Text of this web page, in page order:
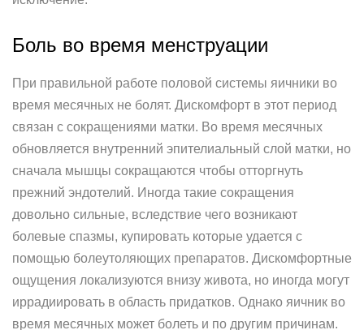
Боль во время менструации
При правильной работе половой системы яичники во
время месячных не болят. Дискомфорт в этот период
связан с сокращениями матки. Во время месячных
обновляется внутренний эпителиальный слой матки, но
сначала мышцы сокращаются чтобы отторгнуть
прежний эндотелий. Иногда такие сокращения
довольно сильные, вследствие чего возникают
болевые спазмы, купировать которые удается с
помощью болеутоляющих препаратов. Дискомфортные
ощущения локализуются внизу живота, но иногда могут
иррадиировать в область придатков. Однако яичник во
время месячных может болеть и по другим причинам.